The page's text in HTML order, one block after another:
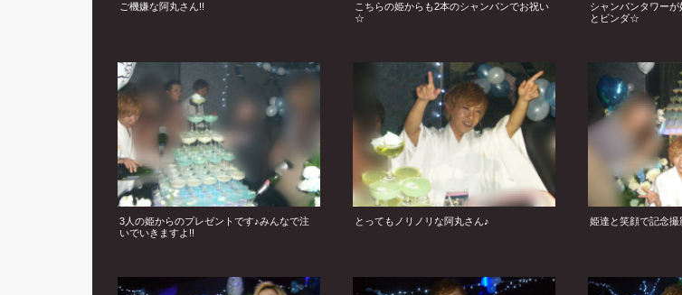
ご機嫌な阿丸さん!!
こちらの姫からも2本のシャンパンでお祝い
☆
シャンパンタワー
とビンダ☆
3人の姫からのプレゼントです♪みんなで注
いでいきますよ!!
とってもノリノリな阿丸さん♪ 姫達と笑顔で記念